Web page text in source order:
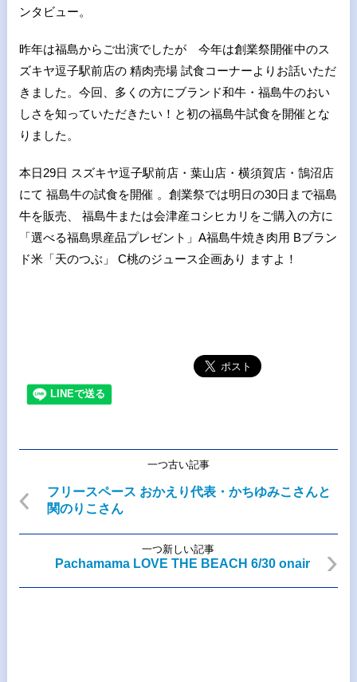
ンタビュー。
昨年は福島からご出演でしたが 今年は創業祭開催中のス
ズキヤ逗子駅前店の 精肉売場 試食コーナーよりお話いただ
きました。今回、多くの方にブランド和牛・福島牛のおい
しさを知っていただきたい！と初の福島牛試食を開催とな
りました。
本日29日 スズキヤ逗子駅前店・葉山店・横須賀店・鵠沼店
にて 福島牛の試食を開催 。創業祭では明日の30日まで福島
牛を販売、 福島牛または会津産コシヒカリをご購入の方に
「選べる福島県産品プレゼント」A福島牛焼き肉用 Bブラン
ド米「天のつぶ」 C桃のジュース企画あり ますよ！
一つ古い記事
フリースペース おかえり代表・かちゆみこさんと
関のりこさん
一つ新しい記事
Pachamama LOVE THE BEACH 6/30 onair